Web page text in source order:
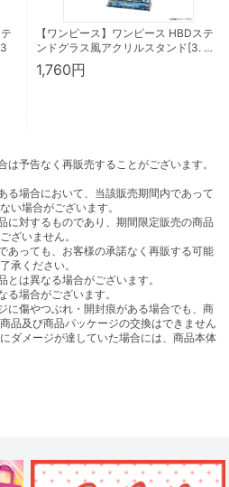
【ワンピース】ワンピース HBDステ
ンドグラス風アクリルスタンド[3. …
1,760円
予告なく再販売することがございます。
る場合において、当該販売期間内であって
い場合がございます。
に対するものであり、期間限定販売の商品
ざいません。
あっても、お客様の承諾なく再販する可能
承ください。
は異なる場合がございます。
場合がございます。
に傷やつぶれ・開封痕がある場合でも、商
品及び商品パッケージの交換はできません
ダメージが達していた場合には、商品本体